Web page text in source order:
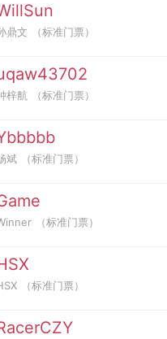
鼎文 （标准门票）
梓航 （标准门票）
斌 （标准门票）
（标准门票）
（标准门票）